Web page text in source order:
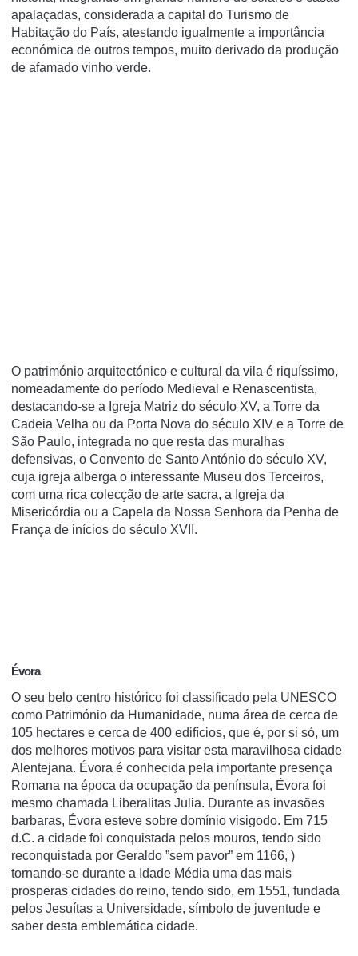
apalaçadas, considerada a capital do Turismo de
Habitação do País, atestando igualmente a importância
económica de outros tempos, muito derivado da produção
de afamado vinho verde.
O património arquitectónico e cultural da vila é riquíssimo,
nomeadamente do período Medieval e Renascentista,
destacando-se a Igreja Matriz do século XV, a Torre da
Cadeia Velha ou da Porta Nova do século XIV e a Torre de
São Paulo, integrada no que resta das muralhas
defensivas, o Convento de Santo António do século XV,
cuja igreja alberga o interessante Museu dos Terceiros,
com uma rica colecção de arte sacra, a Igreja da
Misericórdia ou a Capela da Nossa Senhora da Penha de
França de inícios do século XVII.
Évora
O seu belo centro histórico foi classificado pela UNESCO
como Património da Humanidade, numa área de cerca de
105 hectares e cerca de 400 edifícios, que é, por si só, um
dos melhores motivos para visitar esta maravilhosa cidade
Alentejana. Évora é conhecida pela importante presença
Romana na época da ocupação da península, Évora foi
mesmo chamada Liberalitas Julia. Durante as invasões
barbaras, Évora esteve sobre domínio visigodo. Em 715
d.C. a cidade foi conquistada pelos mouros, tendo sido
reconquistada por Geraldo ”sem pavor” em 1166, )
tornando-se durante a Idade Média uma das mais
prosperas cidades do reino, tendo sido, em 1551, fundada
pelos Jesuítas a Universidade, símbolo de juventude e
saber desta emblemática cidade.